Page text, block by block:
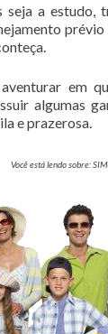
seja a estudo,
em
algumas
e prazerosa.
Você está lendo sobre: